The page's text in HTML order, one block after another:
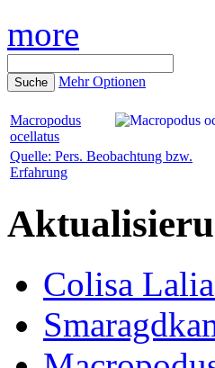
more
Mehr Optionen
Macropodus
ocellatus
Quelle: Pers. Beobachtung bzw.
Erfahrung
Colisa